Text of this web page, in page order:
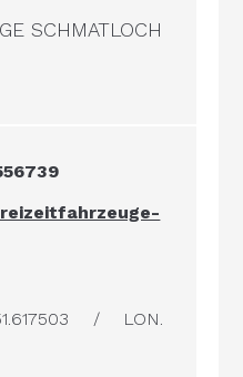
SCHMATLOCH
/ LON.